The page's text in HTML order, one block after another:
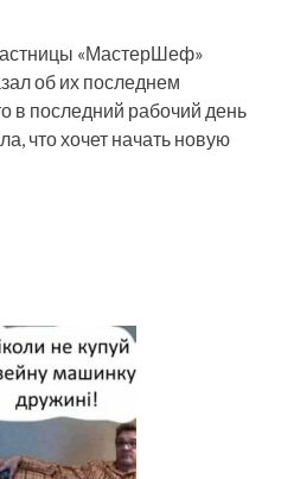
«МастерШеф»
об их последнем
в последний рабочий день
что хочет начать новую